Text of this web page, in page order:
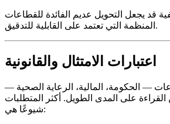
قد يجعل التحويل عديم الفائدة للقطاعات
المنظمة التي تعتمد على القابلية للتدقيق.
اعتبارات الامتثال والقانونية
— الحكومة، المالية، الرعاية الصحية —
على المدى الطويل. أكثر المتطلبات
شيوعًا هي: